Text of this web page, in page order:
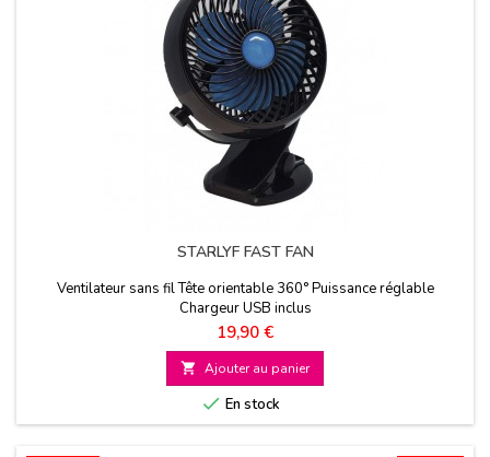
STARLYF FAST FAN
Ventilateur sans fil Tête orientable 360° Puissance réglable
Chargeur USB inclus
Prix
19,90 €
 Ajouter au panier
 En stock